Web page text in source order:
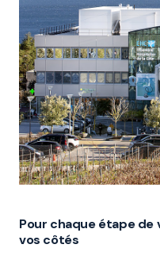
Pour chaque étape de
vos côtés